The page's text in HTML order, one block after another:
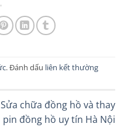
. Đánh dấu liên kết thường
Sửa chữa đồng hồ và thay
pin đồng hồ uy tín Hà Nội